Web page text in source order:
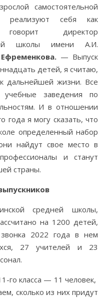
самостоятельной
реализуют себя как
директор
школы имени А.И.
— Выпуск
детей, я считаю,
дальнейшей жизни. Все
заведения по
И в отношении
года я могу сказать, что
определенный набор
найдут свое место в
и станут
страны.
средней школы,
на 1200 детей,
2022 года в нем
27 учителей и 23
го класса — 11 человек,
сколько из них придут